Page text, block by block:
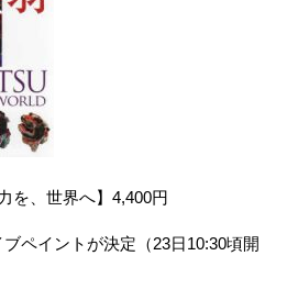
を、世界へ】4,400円
ペイントが決定（23日10:30頃開